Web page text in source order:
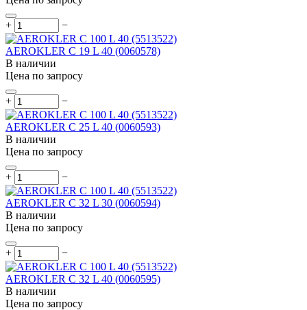
+ −
AEROKLER C 19 L 40 (0060578)
В наличии
Цена по запросу
+ −
AEROKLER C 25 L 40 (0060593)
В наличии
Цена по запросу
+ −
AEROKLER C 32 L 30 (0060594)
В наличии
Цена по запросу
+ −
AEROKLER C 32 L 40 (0060595)
В наличии
Цена по запросу